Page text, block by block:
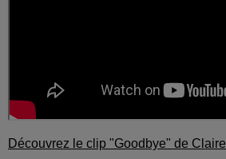
Découvrez le clip "Goodbye" de Claire